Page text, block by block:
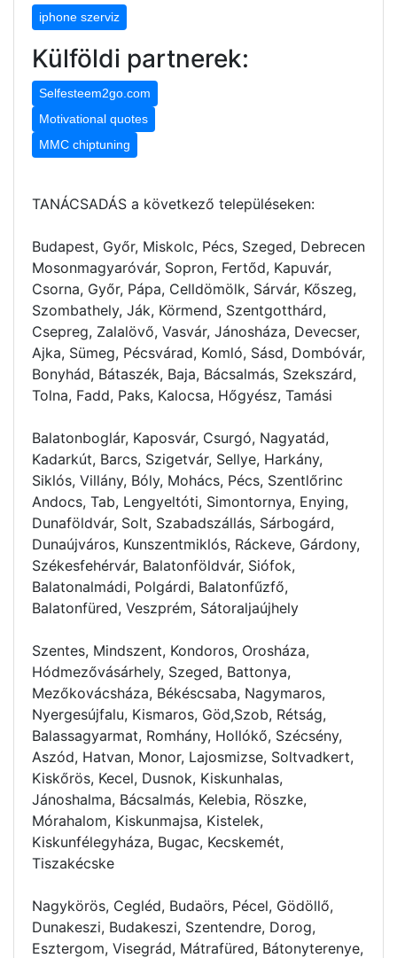
iphone szerviz
Külföldi partnerek:
Selfesteem2go.com
Motivational quotes
MMC chiptuning
TANÁCSADÁS a következő településeken:
Budapest, Győr, Miskolc, Pécs, Szeged, Debrecen
Mosonmagyaróvár, Sopron, Fertőd, Kapuvár,
Csorna, Győr, Pápa, Celldömölk, Sárvár, Kőszeg,
Szombathely, Ják, Körmend, Szentgotthárd,
Csepreg, Zalalövő, Vasvár, Jánosháza, Devecser,
Ajka, Sümeg, Pécsvárad, Komló, Sásd, Dombóvár,
Bonyhád, Bátaszék, Baja, Bácsalmás, Szekszárd,
Tolna, Fadd, Paks, Kalocsa, Hőgyész, Tamási
Balatonboglár, Kaposvár, Csurgó, Nagyatád,
Kadarkút, Barcs, Szigetvár, Sellye, Harkány,
Siklós, Villány, Bóly, Mohács, Pécs, Szentlőrinc
Andocs, Tab, Lengyeltóti, Simontornya, Enying,
Dunaföldvár, Solt, Szabadszállás, Sárbogárd,
Dunaújváros, Kunszentmiklós, Ráckeve, Gárdony,
Székesfehérvár, Balatonföldvár, Siófok,
Balatonalmádi, Polgárdi, Balatonfűzfő,
Balatonfüred, Veszprém, Sátoraljaújhely
Szentes, Mindszent, Kondoros, Orosháza,
Hódmezővásárhely, Szeged, Battonya,
Mezőkovácsháza, Békéscsaba, Nagymaros,
Nyergesújfalu, Kismaros, Göd,Szob, Rétság,
Balassagyarmat, Romhány, Hollókő, Szécsény,
Aszód, Hatvan, Monor, Lajosmizse, Soltvadkert,
Kiskőrös, Kecel, Dusnok, Kiskunhalas,
Jánoshalma, Bácsalmás, Kelebia, Röszke,
Mórahalom, Kiskunmajsa, Kistelek,
Kiskunfélegyháza, Bugac, Kecskemét,
Tiszakécske
Nagykörös, Cegléd, Budaörs, Pécel, Gödöllő,
Dunakeszi, Budakeszi, Szentendre, Dorog,
Esztergom, Visegrád, Mátrafüred, Bátonyterenye,